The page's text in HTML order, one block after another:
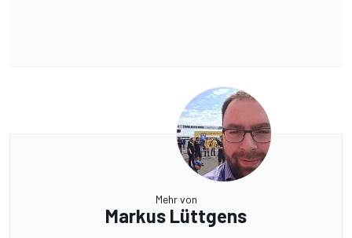
Mehr von
Markus Lüttgens